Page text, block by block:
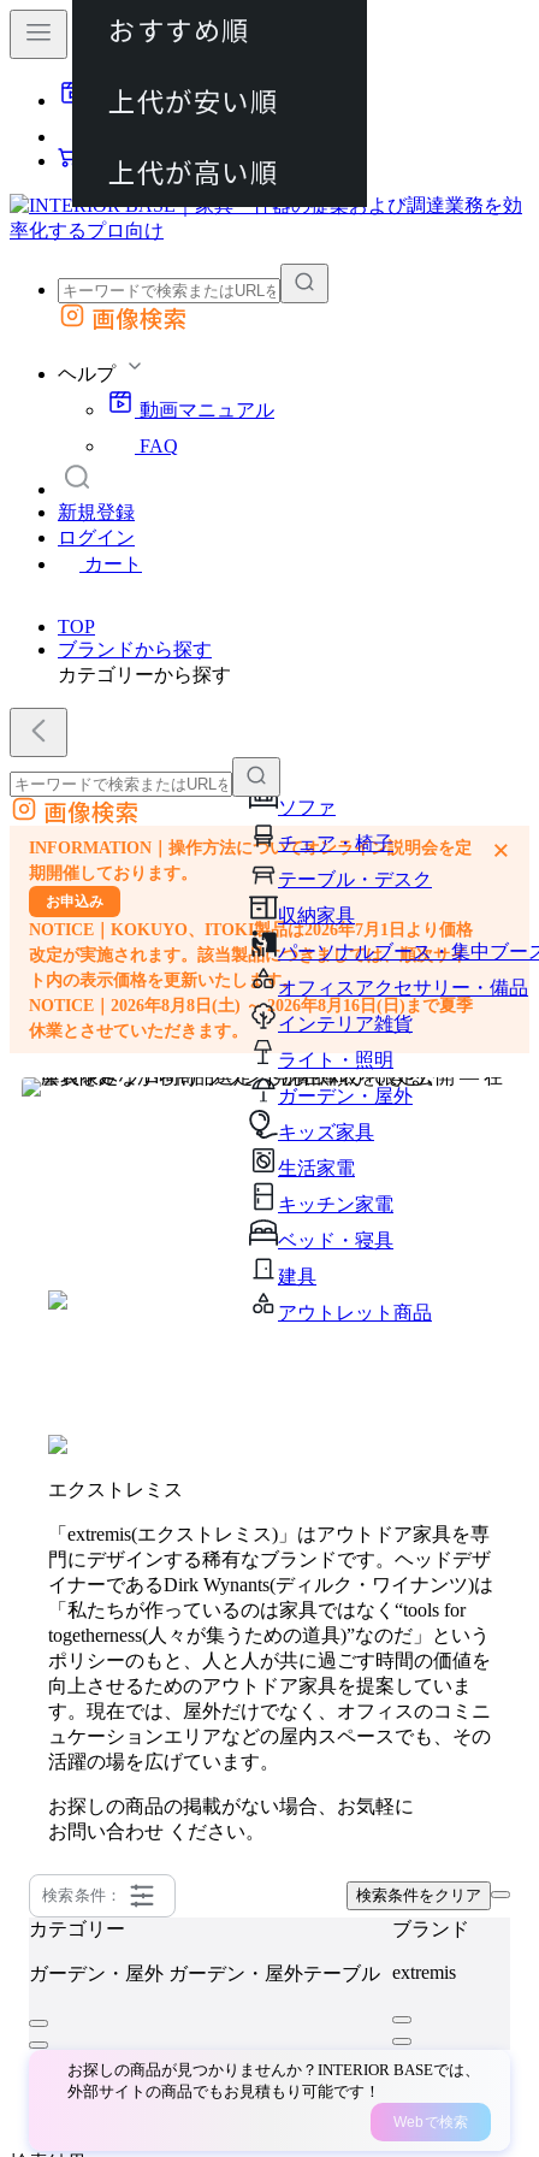
動画マニュアル
カート
外部サイトの商品をカートに追加
画像検索
ヘルプ
動画マニュアル
FAQ
新規登録
ログイン
カート
TOP
ブランドから探す
カテゴリーから探す
ソファ
チェア・椅子
テーブル・デスク
収納家具
パーソナルブース・集中ブー
オフィスアクセサリー・備品
インテリア雑貨
ライト・照明
ガーデン・屋外
キッズ家具
生活家電
キッチン家電
ベッド・寝具
建具
アウトレット商品
外部サイトの商品をカートに追加
他のサイトで見つけた商品ページのURLを貼り付けて、カートに追加できます
画像検索
INFORMATION｜操作方法についてオンライン説明会を定
期開催しております。
お申込み
NOTICE｜KOKUYO、ITOKI製品は2026年7月1日より価格
改定が実施されます。該当製品につきましては、順次サイ
ト内の表示価格を更新いたします。
NOTICE｜2026年8月8日(土) ～ 2026年8月16日(日)まで夏季
休業とさせていただきます。
×
エクストレミス
「extremis(エクストレミス)」はアウトドア家具を専
門にデザインする稀有なブランドです。ヘッドデザ
イナーであるDirk Wynants(ディルク・ワイナンツ)は
「私たちが作っているのは家具ではなく“tools for
togetherness(人々が集うための道具)”なのだ」という
ポリシーのもと、人と人が共に過ごす時間の価値を
向上させるためのアウトドア家具を提案していま
す。現在では、屋外だけでなく、オフィスのコミニ
ュケーションエリアなどの屋内スペースでも、その
活躍の場を広げています。
お探しの商品の掲載がない場合、お気軽に
お問い合わせ ください。
検索条件： 検索条件をクリア
カテゴリー
ガーデン・屋外 ガーデン・屋外テーブル
ブランド
extremis
お探しの商品が見つかりませんか？INTERIOR BASEでは、
外部サイトの商品でもお見積もり可能です！
Webで検索
おすすめ順
上代が安い順
上代が高い順